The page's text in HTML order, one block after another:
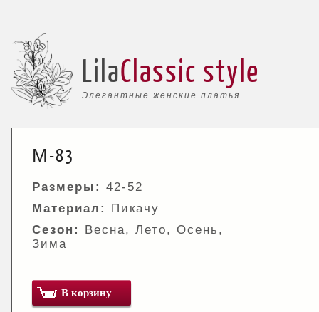
Элегантные женские платья
LilaClassic style
М-83
Размеры: 42-52
Материал:
Пикачу
Сезон:
Весна, Лето, Осень,
Зима
В корзину